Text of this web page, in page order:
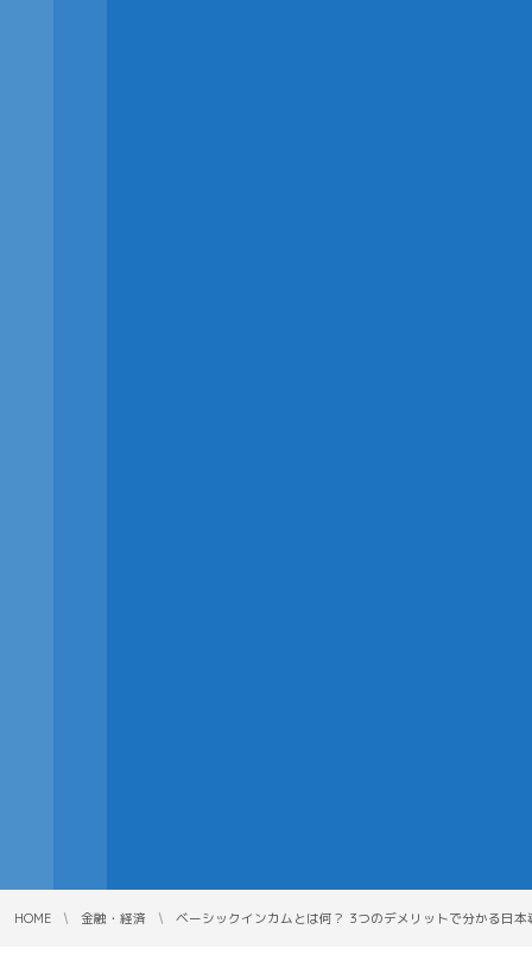
HOME 金融・経済 ベーシックインカムとは何？ 3つのデメリットで分かる日本